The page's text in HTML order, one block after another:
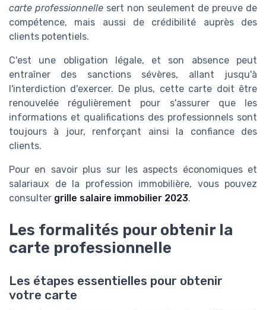
carte professionnelle sert non seulement de preuve de
compétence, mais aussi de crédibilité auprès des
clients potentiels.
C'est une obligation légale, et son absence peut
entraîner des sanctions sévères, allant jusqu'à
l'interdiction d'exercer. De plus, cette carte doit être
renouvelée régulièrement pour s'assurer que les
informations et qualifications des professionnels sont
toujours à jour, renforçant ainsi la confiance des
clients.
Pour en savoir plus sur les aspects économiques et
salariaux de la profession immobilière, vous pouvez
consulter grille salaire immobilier 2023.
Les formalités pour obtenir la
carte professionnelle
Les étapes essentielles pour obtenir
votre carte